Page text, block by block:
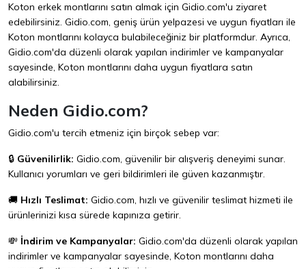
Koton erkek montlarını satın almak için Gidio.com'u ziyaret
edebilirsiniz. Gidio.com, geniş ürün yelpazesi ve uygun fiyatları ile
Koton montlarını kolayca bulabileceğiniz bir platformdur. Ayrıca,
Gidio.com'da düzenli olarak yapılan indirimler ve kampanyalar
sayesinde, Koton montlarını daha uygun fiyatlara satın
alabilirsiniz.
Neden Gidio.com?
Gidio.com'u tercih etmeniz için birçok sebep var:
🔒 Güvenilirlik: Gidio.com, güvenilir bir alışveriş deneyimi sunar.
Kullanıcı yorumları ve geri bildirimleri ile güven kazanmıştır.
🚚 Hızlı Teslimat: Gidio.com, hızlı ve güvenilir teslimat hizmeti ile
ürünlerinizi kısa sürede kapınıza getirir.
💸 İndirim ve Kampanyalar: Gidio.com'da düzenli olarak yapılan
indirimler ve kampanyalar sayesinde, Koton montlarını daha